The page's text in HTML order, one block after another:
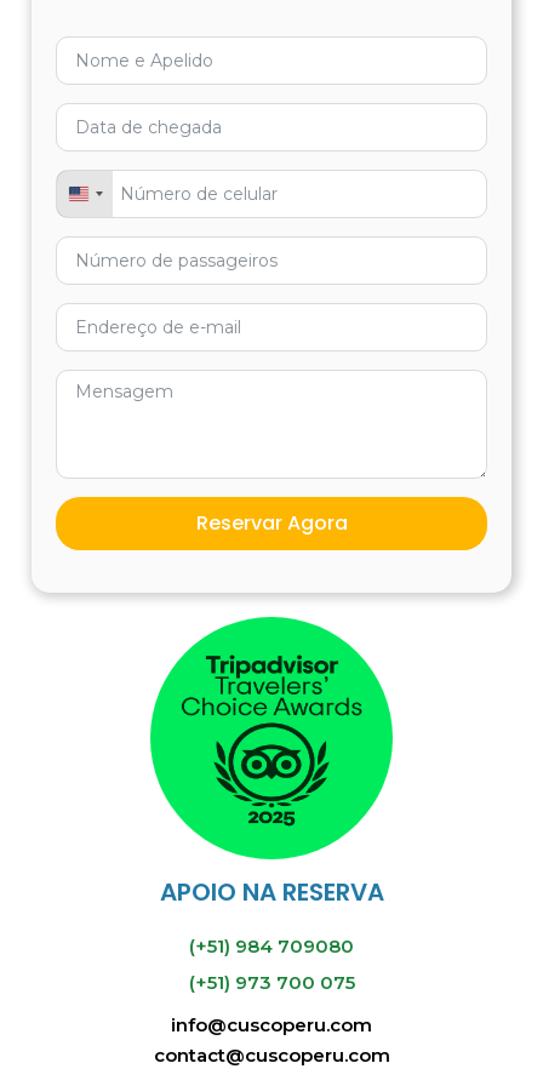
tour a Moray e as salinas de
Maras
INCLUI:
Ingressos para Maras, Moray e Salineras.
Transporte de ida e volta.
Guia profissional em Inglês - Espanhol.
NÃO INCLUI:
Alimentação.
Roupas confortáveis.
Casacos corta-vento.
Tênis ou sapatos confortáveis.
Protetor solar.
Garrafa de água.
Óculos de sol.
Câmera.
VISA
www.cuscoperu.com/payment
BBVA Banco
Continental
United States +1
Reservar Agora
APOIO NA RESERVA
(+51) 984 709080
(+51) 973 700 075
info@cuscoperu.com
contact@cuscoperu.com